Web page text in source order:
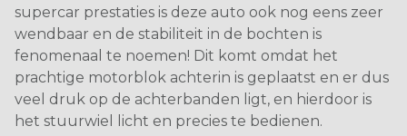
supercar prestaties is deze auto ook nog eens zeer
wendbaar en de stabiliteit in de bochten is
fenomenaal te noemen! Dit komt omdat het
prachtige motorblok achterin is geplaatst en er dus
veel druk op de achterbanden ligt, en hierdoor is
het stuurwiel licht en precies te bedienen.